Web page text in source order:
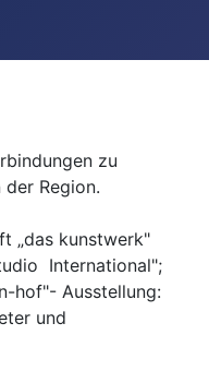
zu
Region.
„das kunstwerk"
International";
hof"- Ausstellung:
und